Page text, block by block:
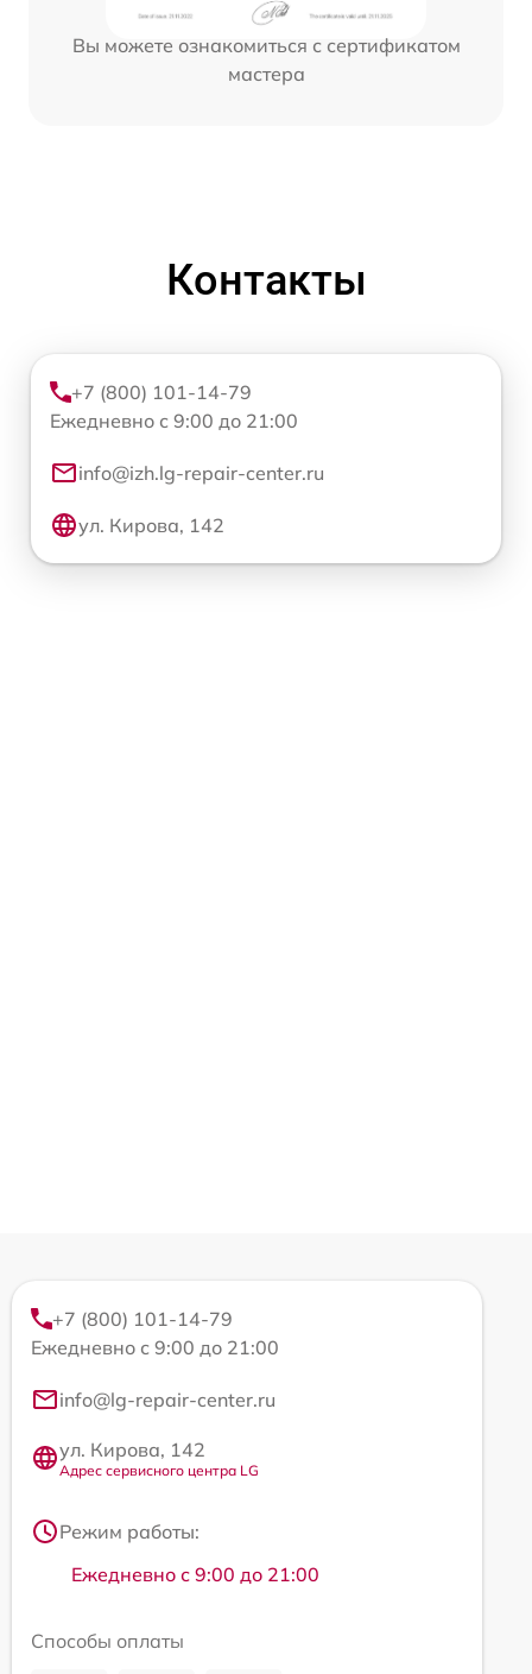
Вы можете ознакомиться с сертификатом
мастера
Контакты
+7 (800) 101-14-79
Ежедневно с 9:00 до 21:00
info@izh.lg-repair-center.ru
ул. Кирова, 142
+7 (800) 101-14-79
Ежедневно с 9:00 до 21:00
info@lg-repair-center.ru
ул. Кирова, 142
Адрес сервисного центра LG
Режим работы:
Ежедневно с 9:00 до 21:00
Способы оплаты